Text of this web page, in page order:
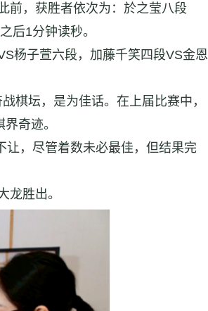
前，获胜者依次为：於之莹八段
后1分钟读秒。
杨子萱六段，加藤千笑四段VS金恩
棋坛，是为佳话。在上届比赛中，
奇迹。
，尽管着数未必最佳，但结果完
胜出。